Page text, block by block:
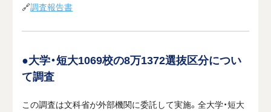
🔗調査報告書
●大学・短大1069校の8万1372選抜区分につい
て調査
この調査は文科省が外部機関に委託して実施。全大学・短大